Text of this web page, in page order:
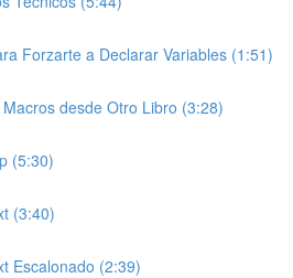
Forzarte a Declarar Variables (1:51)
desde Otro Libro (3:28)
(5:30)
(3:40)
Escalonado (2:39)